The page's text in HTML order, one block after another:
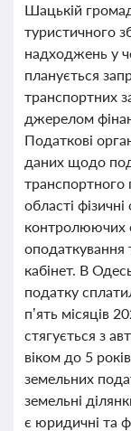
Шацькій
туристичного
надходжень у
планується
транспортних
джерелом
Податкові
даних щодо
транспортного
області
контролюючих
оподаткування
кабінет. В
податку
п’ять місяців
стягується з
віком до 5
земельних
земельні
є юридичні та